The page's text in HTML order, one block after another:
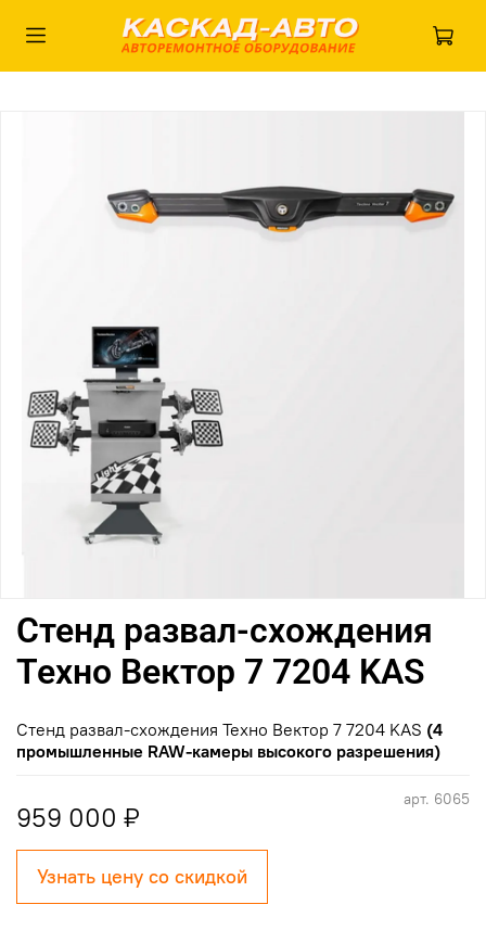
арт. 6065
Cтенд развал-схождения
Техно Вектор 7 7204 KAS
959 000 ₽
Узнать цену со скидкой
Cтенд развал-схождения Техно Вектор 7 7204 KAS (4
промышленные RAW-камеры высокого разрешения)